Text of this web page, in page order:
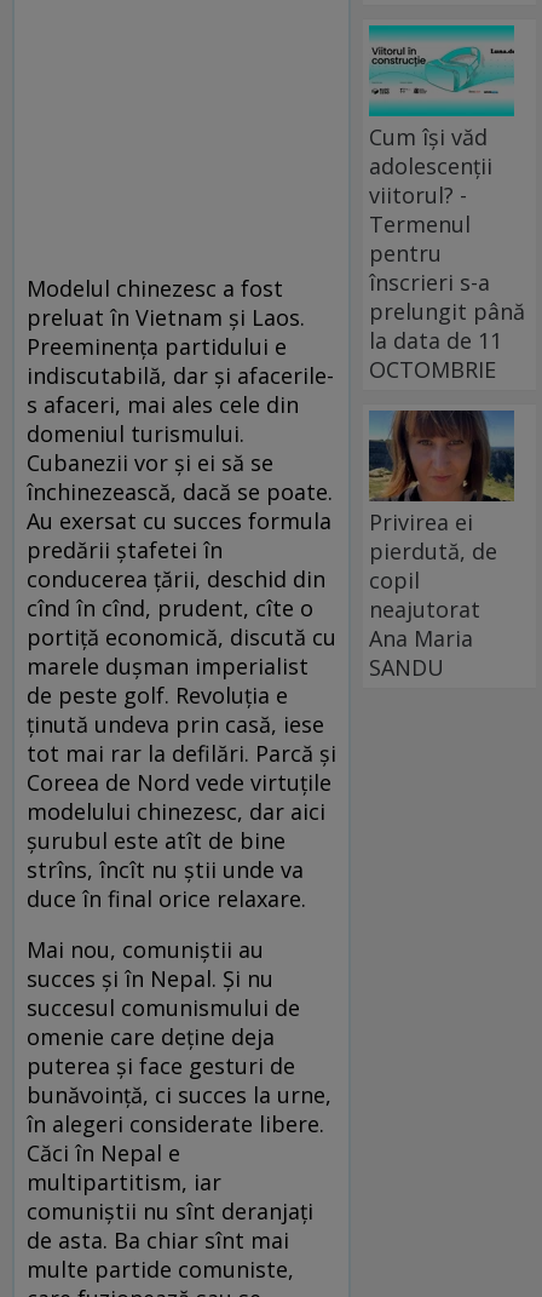
Modelul chinezesc a fost
preluat în Vietnam şi Laos.
Preeminenţa partidului e
indiscutabilă, dar şi afacerile-
s afaceri, mai ales cele din
domeniul turismului.
Cubanezii vor şi ei să se
închinezească, dacă se poate.
Au exersat cu succes formula
predării ştafetei în
conducerea ţării, deschid din
cînd în cînd, prudent, cîte o
portiţă economică, discută cu
marele duşman imperialist
de peste golf. Revoluţia e
ţinută undeva prin casă, iese
tot mai rar la defilări. Parcă şi
Coreea de Nord vede virtuţile
modelului chinezesc, dar aici
şurubul este atît de bine
strîns, încît nu ştii unde va
duce în final orice relaxare.
Mai nou, comuniştii au
succes şi în Nepal. Şi nu
succesul comunismului de
omenie care deţine deja
puterea şi face gesturi de
bunăvoinţă, ci succes la urne,
în alegeri considerate libere.
Căci în Nepal e
multipartitism, iar
comuniştii nu sînt deranjaţi
de asta. Ba chiar sînt mai
multe partide comuniste,
Cum își văd
adolescenții
viitorul? -
Termenul
pentru
înscrieri s-a
prelungit până
la data de 11
OCTOMBRIE
Privirea ei
pierdută, de
copil
neajutorat
Ana Maria
SANDU